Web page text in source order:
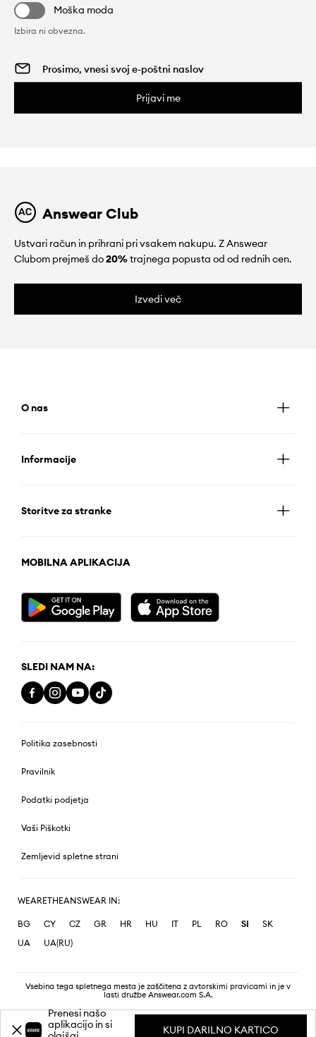
Moška moda
Izbira ni obvezna.
Prijavi me
Answear Club
Ustvari račun in prihrani pri vsakem nakupu. Z Answear
Clubom prejmeš do20%trajnega popusta od od rednih cen.
Izvedi več
O nas
Informacije
Storitve za stranke
MOBILNA APLIKACIJA
SLEDI NAM NA:
Politika zasebnosti
Pravilnik
Podatki podjetja
Vaši Piškotki
Zemljevid spletne strani
WEARETHEANSWEAR IN:
BG CY CZ GR HR HU IT PL RO SI
SK
UA
UA(RU)
Vsebina tega spletnega mesta je zaščitena z avtorskimi pravicami in je v
lasti družbe Answear.com S.A.
Prenesi našo
aplikacijo in si
KUPI DARILNO KARTICO